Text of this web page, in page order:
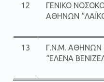
12
ΓΕΝΙΚΟ
ΑΘΗΝΩΝ
13
Γ.Ν.Μ. ΑΘΗΝΩΝ
“ΕΛΕΝΑ